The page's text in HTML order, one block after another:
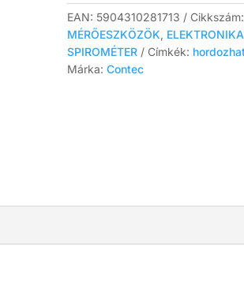
EAN: 5904310281713 Cikkszám:
MÉRŐESZKÖZÖK,
SPIROMÉTER
Címkék:
Márka: Contec